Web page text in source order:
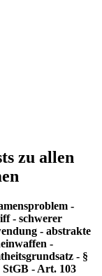
zu allen
-
- schwerer
- abstrakte
-
- §
StGB - Art. 103